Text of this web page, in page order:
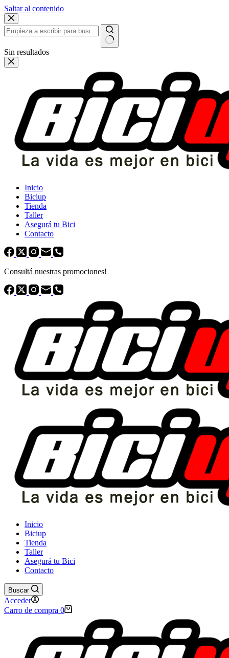
Saltar al contenido
Sin resultados
Inicio
Biciup
Tienda
Taller
Asegurá tu Bici
Contacto
Consultá nuestras promociones!
Inicio
Biciup
Tienda
Taller
Asegurá tu Bici
Contacto
Buscar
Acceder
Carro de compra 0